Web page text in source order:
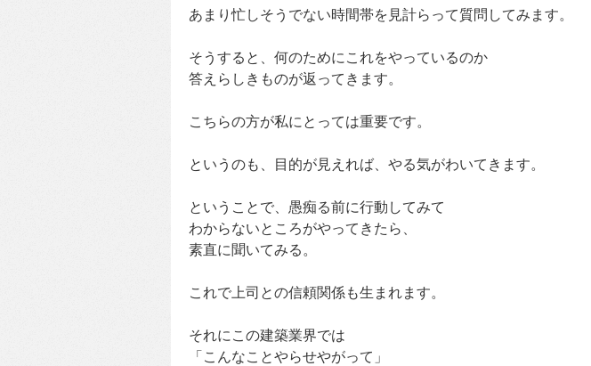
あまり忙しそうでない時間帯を見計らって質問してみます。
そうすると、何のためにこれをやっているのか
答えらしきものが返ってきます。
こちらの方が私にとっては重要です。
というのも、目的が見えれば、やる気がわいてきます。
ということで、愚痴る前に行動してみて
わからないところがやってきたら、
素直に聞いてみる。
これで上司との信頼関係も生まれます。
それにこの建築業界では
「こんなことやらせやがって」